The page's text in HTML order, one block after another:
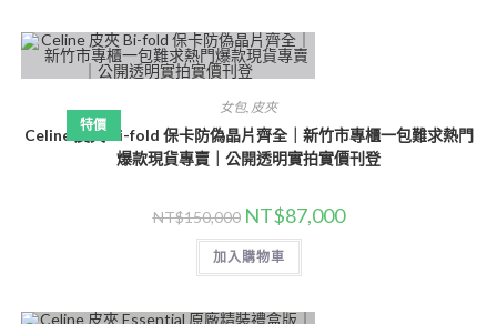
特價
女包, 皮夾
Celine 皮夾 Bi-fold 保卡防偽晶片齊全｜新竹市專櫃一包難求熱門
爆款現貨專賣｜公開透明實拍實價刊登
NT$150,000 NT$87,000
加入購物車